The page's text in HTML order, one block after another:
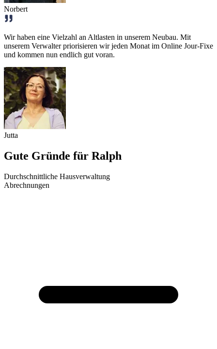
Norbert
Wir haben eine Vielzahl an Altlasten in unserem Neubau. Mit
unserem Verwalter priorisieren wir jeden Monat im Online Jour-Fixe
und kommen nun endlich gut voran.
Jutta
Gute Gründe für Ralph
Durchschnittliche Hausverwaltung
Abrechnungen